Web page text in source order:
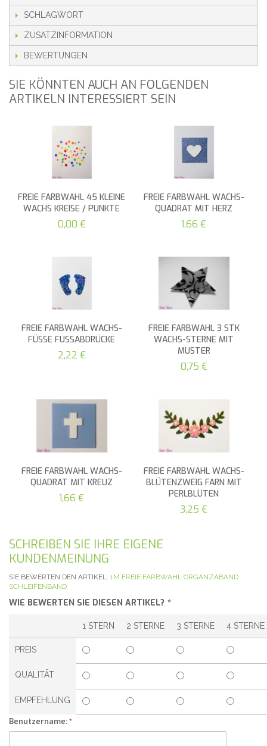
SCHLAGWORT
ZUSATZINFORMATION
BEWERTUNGEN
SIE KÖNNTEN AUCH AN FOLGENDEN
ARTIKELN INTERESSIERT SEIN
FREIE FARBWAHL 45 KLEINE
WACHS KREISE / PUNKTE
0,00 €
FREIE FARBWAHL WACHS-
QUADRAT MIT HERZ
1,66 €
FREIE FARBWAHL WACHS-
FÜSSE FUSSABDRÜCKE
2,22 €
FREIE FARBWAHL 3 STK
WACHS-STERNE MIT
MUSTER
0,75 €
FREIE FARBWAHL WACHS-
QUADRAT MIT KREUZ
1,66 €
FREIE FARBWAHL WACHS-
BLÜTENZWEIG FARN MIT
PERLBLÜTEN
3,25 €
SCHREIBEN SIE IHRE EIGENE
KUNDENMEINUNG
SIE BEWERTEN DEN ARTIKEL: 1M FREIE FARBWAHL ORGANZABAND
SCHLEIFENBAND
WIE BEWERTEN SIE DIESEN ARTIKEL? *
1 STERN 2 STERNE 3 STERNE 4 STERNE
PREIS
QUALITÄT
EMPFEHLUNG
Benutzername: